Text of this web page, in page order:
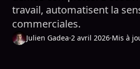
travail, automatisent la
commerciales.
Julien Gadea·2 avril 2026·Mis à